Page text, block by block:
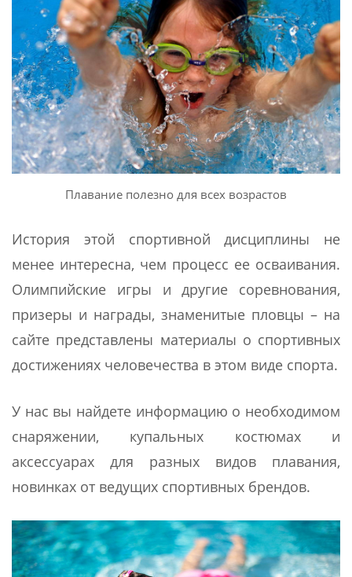
Плавание полезно для всех возрастов
История этой спортивной дисциплины не
менее интересна, чем процесс ее осваивания.
Олимпийские игры и другие соревнования,
призеры и награды, знаменитые пловцы – на
сайте представлены материалы о спортивных
достижениях человечества в этом виде спорта.
У нас вы найдете информацию о необходимом
снаряжении, купальных костюмах и
аксессуарах для разных видов плавания,
новинках от ведущих спортивных брендов.